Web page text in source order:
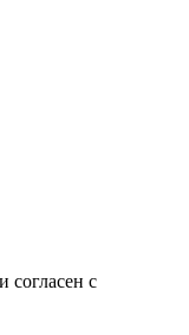
и согласен с